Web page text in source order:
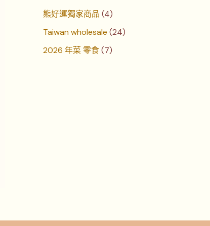
熊好運獨家商品 4
Taiwan wholesale 24
2026 年菜 零食 7